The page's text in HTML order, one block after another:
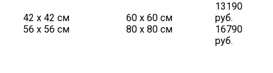
42 х 42 см
56 х 56 см
60 х 60 см
80 х 80 см
13190
руб.
16790
руб.